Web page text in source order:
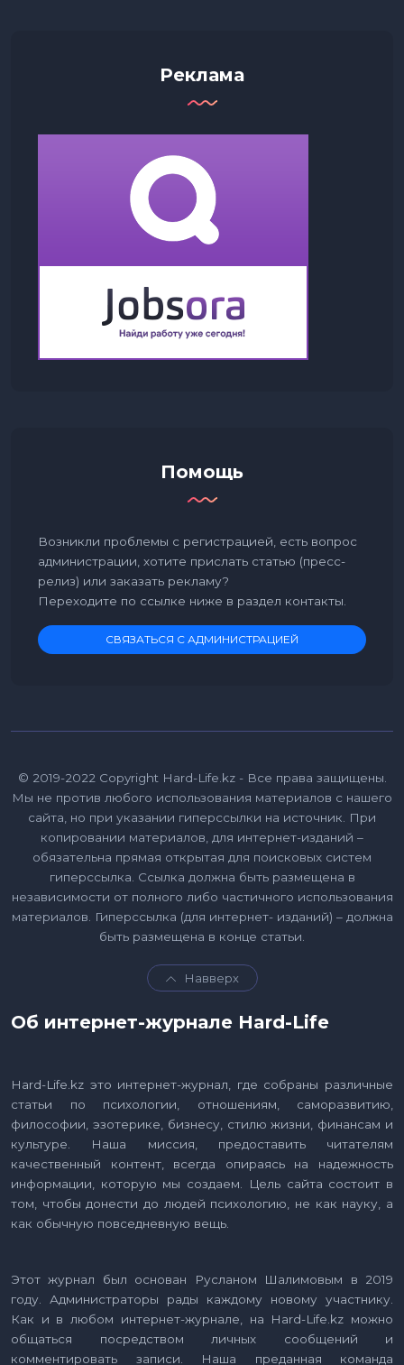
Реклама
Помощь
Возникли проблемы с регистрацией, есть вопрос
администрации, хотите прислать статью (пресс-
релиз) или заказать рекламу?
Переходите по ссылке ниже в раздел контакты.
СВЯЗАТЬСЯ С АДМИНИСТРАЦИЕЙ
© 2019-2022 Copyright Hard-Life.kz - Все права защищены.
Мы не против любого использования материалов с нашего
сайта, но при указании гиперссылки на источник. При
копировании материалов, для интернет-изданий –
обязательна прямая открытая для поисковых систем
гиперссылка. Ссылка должна быть размещена в
независимости от полного либо частичного использования
материалов. Гиперссылка (для интернет- изданий) – должна
быть размещена в конце статьи.
Навверх
Об интернет-журнале Hard-Life
Hard-Life.kz это интернет-журнал, где собраны различные
статьи по психологии, отношениям, саморазвитию,
философии, эзотерике, бизнесу, стилю жизни, финансам и
культуре. Наша миссия, предоставить читателям
качественный контент, всегда опираясь на надежность
информации, которую мы создаем. Цель сайта состоит в
том, чтобы донести до людей психологию, не как науку, а
как обычную повседневную вещь.
Этот журнал был основан Русланом Шалимовым в 2019
году. Администраторы рады каждому новому участнику.
Как и в любом интернет-журнале, на Hard-Life.kz можно
общаться посредством личных сообщений и
комментировать записи. Наша преданная команда